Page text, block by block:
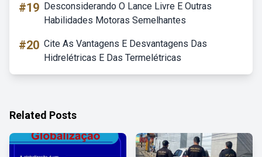
#19 Desconsiderando O Lance Livre E Outras
Habilidades Motoras Semelhantes
#20 Cite As Vantagens E Desvantagens Das
Hidrelétricas E Das Termelétricas
Related Posts